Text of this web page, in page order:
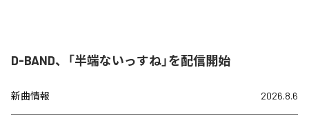
D-BAND、「半端ないっすね」を配信開始
新曲情報 2026.8.6